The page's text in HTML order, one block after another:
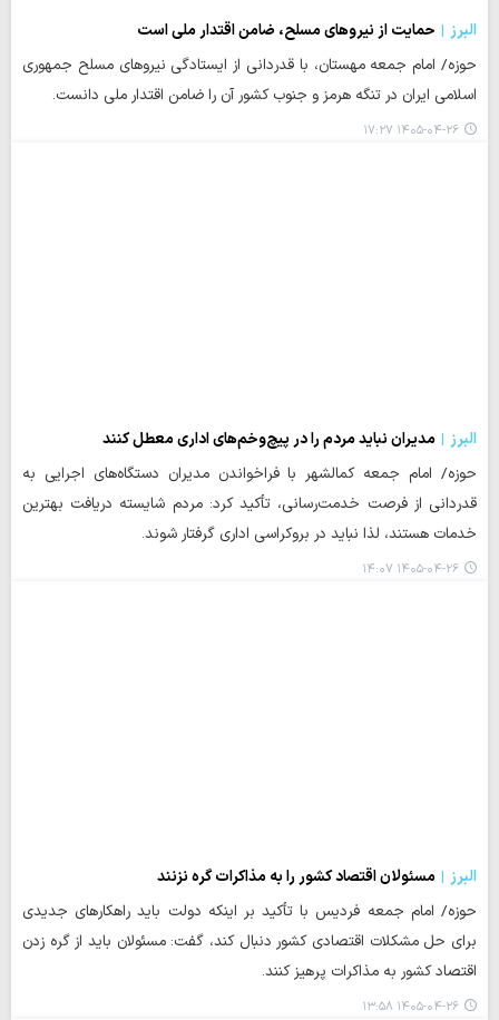
البرز
حمایت از نیروهای مسلح، ضامن اقتدار ملی است
حوزه/ امام جمعه مهستان، با قدردانی از ایستادگی نیروهای مسلح جمهوری
اسلامی ایران در تنگه هرمز و جنوب کشور آن را ضامن اقتدار ملی دانست.
۱۴۰۵-۰۴-۲۶ ۱۷:۲۷
البرز
مدیران نباید مردم را در پیچ‌وخم‌های اداری معطل کنند
حوزه/ امام جمعه کمالشهر با فراخواندن مدیران دستگاه‌های اجرایی به
قدردانی از فرصت خدمت‌رسانی، تأکید کرد: مردم شایسته دریافت بهترین
خدمات هستند، لذا نباید در بروکراسی اداری گرفتار شوند.
۱۴۰۵-۰۴-۲۶ ۱۴:۰۷
البرز
مسئولان اقتصاد کشور را به مذاکرات گره نزنند
حوزه/ امام جمعه فردیس با تأکید بر اینکه دولت باید راهکارهای جدیدی
برای حل مشکلات اقتصادی کشور دنبال کند، گفت: مسئولان باید از گره زدن
اقتصاد کشور به مذاکرات پرهیز کنند.
۱۴۰۵-۰۴-۲۶ ۱۳:۵۸